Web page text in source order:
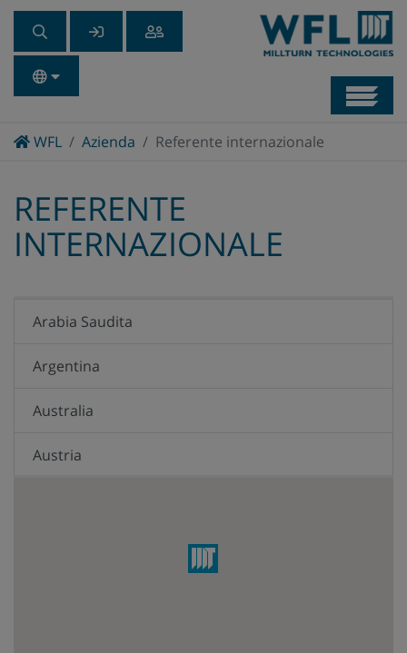
WFLHomeAzienda Referente internazionale
REFERENTE
INTERNAZIONALE
Arabia Saudita
Argentina
Australia
Austria